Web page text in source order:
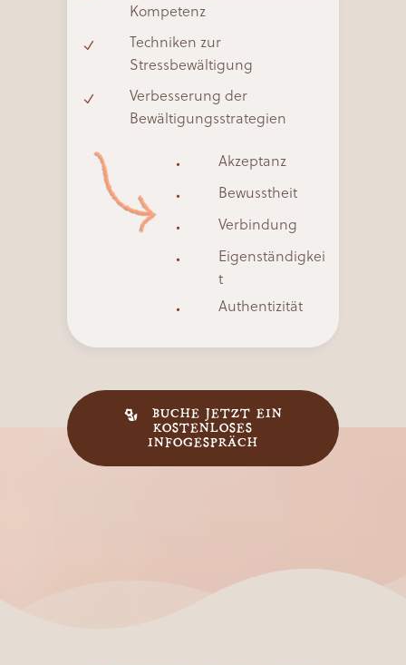
Kompetenz
Techniken zur
Stressbewältigung
Verbesserung der
Bewältigungsstrategien
Akzeptanz
Bewusstheit
Verbindung
Eigenständigkei
t
Authentizität
BUCHE JETZT EIN
KOSTENLOSES
INFOGESPRÄCH